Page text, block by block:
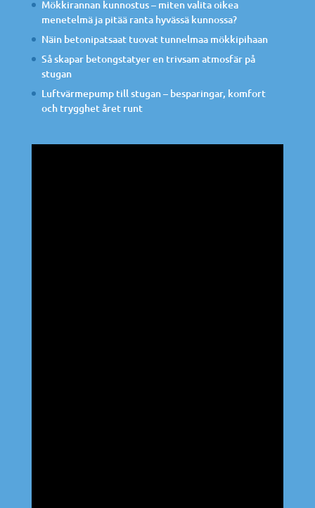
Mökkirannan kunnostus – miten valita oikea
menetelmä ja pitää ranta hyvässä kunnossa?
Näin betonipatsaat tuovat tunnelmaa mökkipihaan
Så skapar betongstatyer en trivsam atmosfär på
stugan
Luftvärmepump till stugan – besparingar, komfort
och trygghet året runt